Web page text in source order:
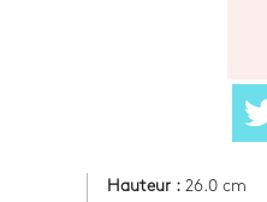
Hauteur : 26.0 cm